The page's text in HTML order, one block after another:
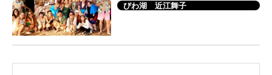
びわ湖 近江舞子